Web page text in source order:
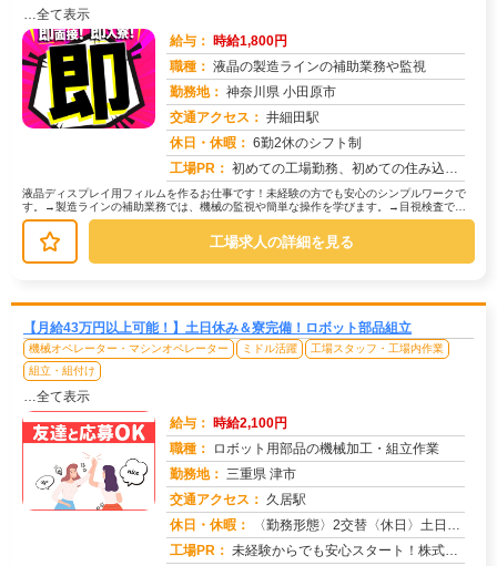
…全て表示
給与： 時給1,800円
職種： 液晶の製造ラインの補助業務や監視
勤務地： 神奈川県 小田原市
交通アクセス： 井細田駅
休日・休暇： 6勤2休のシフト制
工場PR： 初めての工場勤務、初めての住み込み…不安は尽きないですよね。でも大丈夫！株式会社京栄センターなら、あなたをしっかり...
液晶ディスプレイ用フィルムを作るお仕事です！未経験の方でも安心のシンプルワークで
す。→製造ラインの補助業務では、機械の監視や簡単な操作を学びます。→目視検査で
は、製品に傷や汚れがないか確認します...
工場求人の詳細を見る
【月給43万円以上可能！】土日休み＆寮完備！ロボット部品組立
機械オペレーター・マシンオペレーター ミドル活躍
工場スタッフ・工場内作業
組立・組付け
…全て表示
給与： 時給2,100円
職種：
ロボット用部品の機械加工・組立作業
勤務地： 三重県 津市
交通アクセス： 久居駅
休日・休暇：
〈勤務形態〉2交替〈休日〉土日休み※職場カレンダーによる
工場PR： 未経験からでも安心スタート！株式会社京栄センターで新しい一歩を踏み出しませんか？→経験・学歴・スキルは一切不問です...